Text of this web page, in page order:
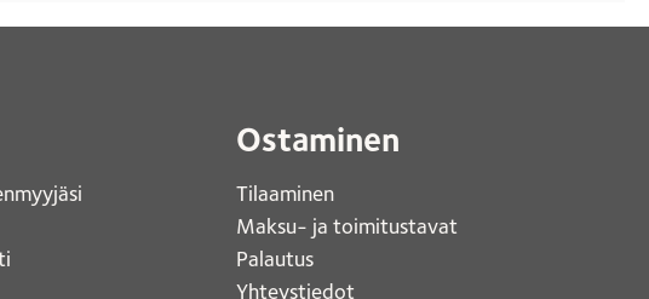
Ostaminen
Tilaaminen
Maksu- ja toimitustavat
Palautus
Yhteystiedot